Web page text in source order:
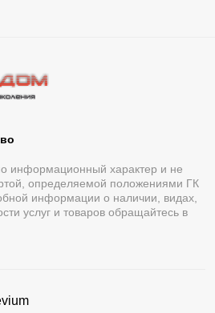
информационный характер и не
определяемой положениями ГК
информации о наличии, видах,
услуг и товаров обращайтесь в